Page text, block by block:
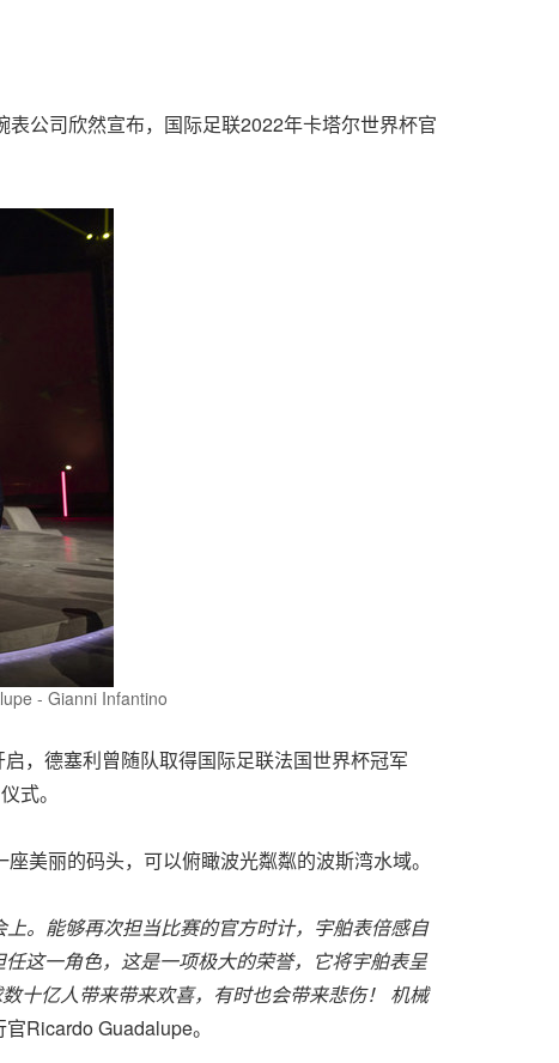
公司欣然宣布，国际足联2022年卡塔尔世界杯官
- Gianni Infantino
，德塞利曾随队取得国际足联法国世界杯冠军
式。
美丽的码头，可以俯瞰波光粼粼的波斯湾水域。
。能够再次担当比赛的官方时计，宇舶表倍感自
这一角色，这是一项极大的荣誉，它将宇舶表呈
十亿人带来带来欢喜，有时也会带来悲伤！ 机械
Ricardo Guadalupe。